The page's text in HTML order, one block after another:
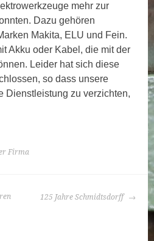
mehr zur
Dazu gehören
Makita, ELU und Fein.
Akku oder Kabel, die mit der
Leider hat sich diese
so dass unsere
Dienstleistung zu verzichten,
Firma
125 Jahre Schmidtsdorff